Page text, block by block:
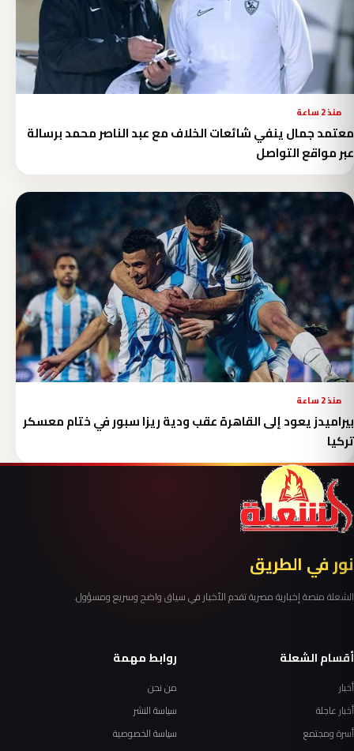
منذ 2 ساعة
معتمد جمال ينفي شائعات الخلاف مع عبد الناصر محمد برسالة
عبر مواقع التواصل
منذ 2 ساعة
بيراميدز يعود إلى القاهرة عقب ودية ريزا سبور في ختام معسكر
تركيا
نور في الطريق
الشعلة منصة إخبارية مصرية تقدم الأخبار في سياق واضح وسريع ومسؤول.
أقسام الشعلة
أخبار
أخبار عاجلة
أسرة ومجتمع
روابط مهمة
من نحن
سياسة النشر
سياسة الخصوصية